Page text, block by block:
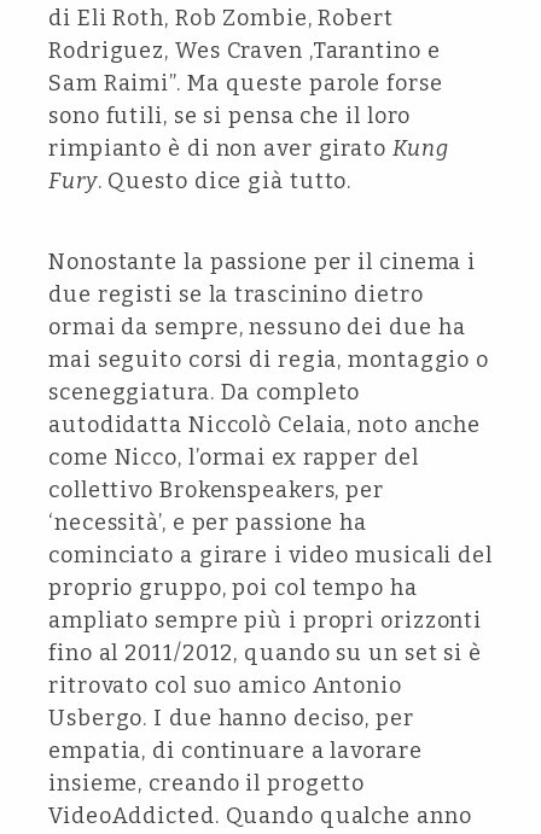
di Eli Roth, Rob Zombie, Robert
Rodriguez, Wes Craven ,Tarantino e
Sam Raimi”. Ma queste parole forse
sono futili, se si pensa che il loro
rimpianto è di non aver girato Kung
Fury. Questo dice già tutto.
Nonostante la passione per il cinema i
due registi se la trascinino dietro
ormai da sempre, nessuno dei due ha
mai seguito corsi di regia, montaggio o
sceneggiatura. Da completo
autodidatta Niccolò Celaia, noto anche
come Nicco, l’ormai ex rapper del
collettivo Brokenspeakers, per
‘necessità’, e per passione ha
cominciato a girare i video musicali del
proprio gruppo, poi col tempo ha
ampliato sempre più i propri orizzonti
fino al 2011/2012, quando su un set si è
ritrovato col suo amico Antonio
Usbergo. I due hanno deciso, per
empatia, di continuare a lavorare
insieme, creando il progetto
VideoAddicted. Quando qualche anno